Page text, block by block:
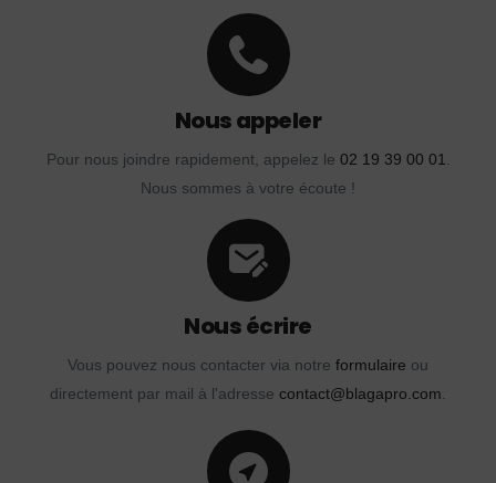
Nous appeler
Pour nous joindre rapidement, appelez le 02 19 39 00 01.
Nous sommes à votre écoute !
Nous écrire
Vous pouvez nous contacter via notre formulaire ou
directement par mail à l'adresse contact@blagapro.com.